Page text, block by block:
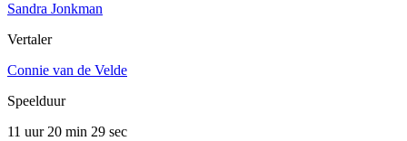
Sandra Jonkman
Vertaler
Connie van de Velde
Speelduur
11 uur 20 min 29 sec